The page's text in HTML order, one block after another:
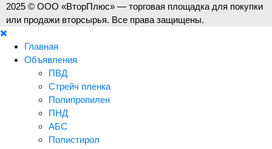
2025 © ООО «ВторПлюс» — торговая площадка для покупки
или продажи вторсырья. Все права защищены.
Главная
Объявления
ПВД
Стрейч пленка
Полипропилен
ПНД
АБС
Полистирол